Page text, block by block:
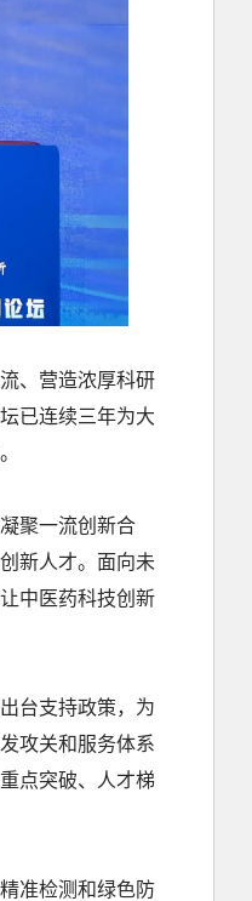
、营造浓厚科研
已连续三年为大
聚一流创新合
新人才。面向未
中医药科技创新
台支持政策，为
攻关和服务体系
点突破、人才梯
准检测和绿色防